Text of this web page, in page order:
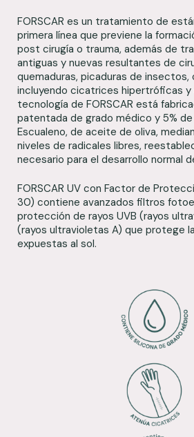
FORSCAR es un tratamiento de
primera línea que previene la
post cirugía o trauma, además de
antiguas y nuevas resultantes de
quemaduras, picaduras de insectos,
incluyendo cicatrices hipertróficas y
tecnología de FORSCAR está
patentada de grado médico y 5%
Escualeno, de aceite de oliva,
niveles de radicales libres,
necesario para el desarrollo normal
FORSCAR UV con Factor de
30) contiene avanzados filtros
protección de rayos UVB (rayos
(rayos ultravioletas A) que protege
expuestas al sol.